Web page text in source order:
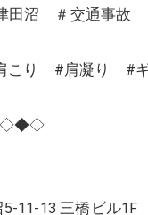
沼 ＃交通事故
り #肩凝り #ギ
11-13 三橋ビル1F